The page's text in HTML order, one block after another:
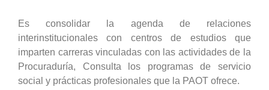
Es consolidar la agenda de relaciones
interinstitucionales con centros de estudios que
imparten carreras vinculadas con las actividades de la
Procuraduría, Consulta los programas de servicio
social y prácticas profesionales que la PAOT ofrece.